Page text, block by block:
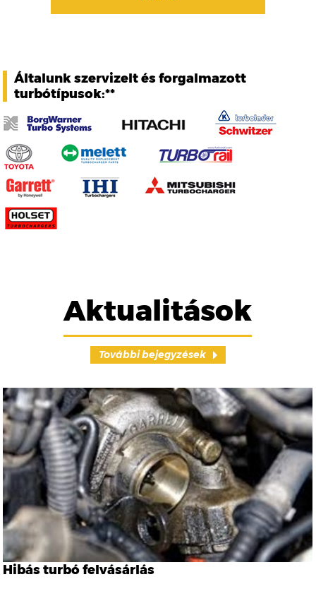
Általunk szervizelt és forgalmazott
turbótípusok:**
Aktualitások
További bejegyzések
Hibás turbó felvásárlás